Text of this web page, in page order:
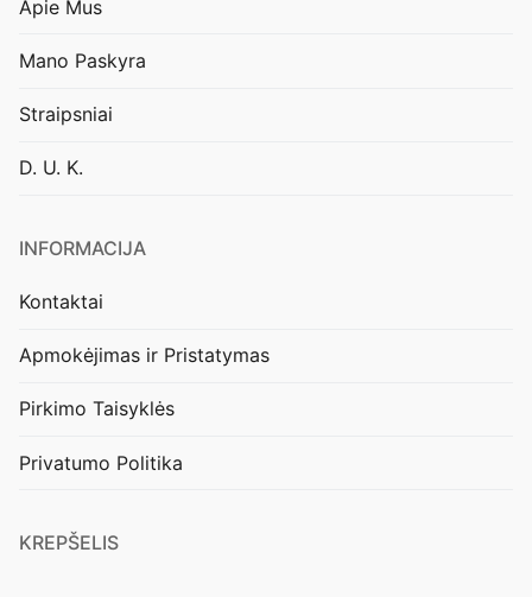
Apie Mus
Mano Paskyra
Straipsniai
D. U. K.
INFORMACIJA
Kontaktai
Apmokėjimas ir Pristatymas
Pirkimo Taisyklės
Privatumo Politika
KREPŠELIS